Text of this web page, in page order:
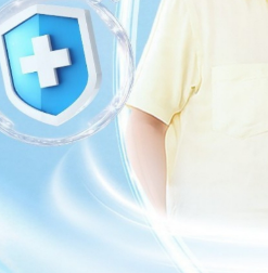
hỏi đến Vinmec. Chúc bạn
Thủy Tiên -Bác sĩ Nội Tổng
Nha Trang.
vui lòng bấm số HOTLINE ,
khám tự động trên ứng
trên ứng dụng.